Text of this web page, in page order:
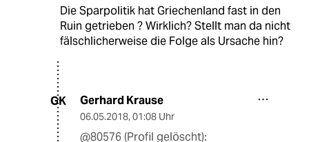
Die Sparpolitik hat Griechenland fast in den
Ruin getrieben ? Wirklich? Stellt man da nicht
fälschlicherweise die Folge als Ursache hin?
GK Gerhard Krause
06.05.2018, 01:08 Uhr
@80576 (Profil gelöscht):